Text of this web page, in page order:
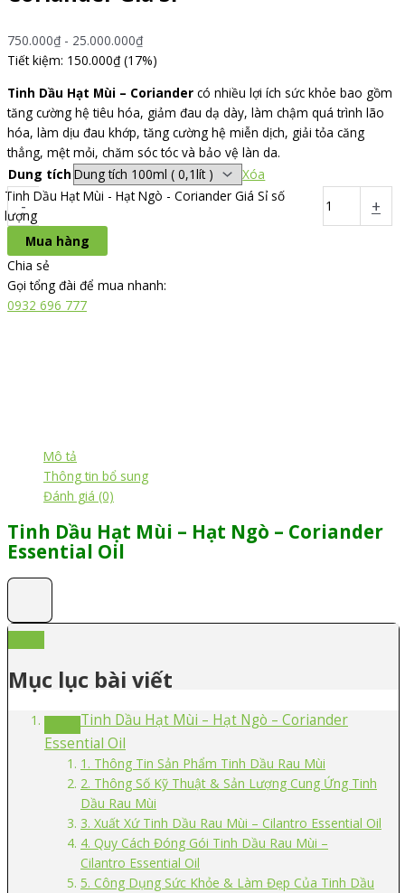
750.000₫- 25.000.000₫
Tiết kiệm: 150.000₫ (17%)
Tinh Dầu Hạt Mùi – Coriander có nhiều lợi ích sức khỏe bao gồm
tăng cường hệ tiêu hóa, giảm đau dạ dày, làm chậm quá trình lão
hóa, làm dịu đau khớp, tăng cường hệ miễn dịch, giải tỏa căng
thẳng, mệt mỏi, chăm sóc tóc và bảo vệ làn da.
Dung tích
Xóa
-
Tinh Dầu Hạt Mùi - Hạt Ngò - Coriander Giá Sỉ số
lượng
+
Mua hàng
Chia sẻ
Gọi tổng đài để mua nhanh:
0932 696 777
Mô tả
Thông tin bổ sung
Đánh giá (0)
Tinh Dầu Hạt Mùi – Hạt Ngò – Coriander
Essential Oil
Mục lục bài viết
Tinh Dầu Hạt Mùi – Hạt Ngò – Coriander
Essential Oil
1. Thông Tin Sản Phẩm Tinh Dầu Rau Mùi
2. Thông Số Kỹ Thuật & Sản Lượng Cung Ứng Tinh
Dầu Rau Mùi
3. Xuất Xứ Tinh Dầu Rau Mùi – Cilantro Essential Oil
4. Quy Cách Đóng Gói Tinh Dầu Rau Mùi –
Cilantro Essential Oil
5. Công Dụng Sức Khỏe & Làm Đẹp Của Tinh Dầu